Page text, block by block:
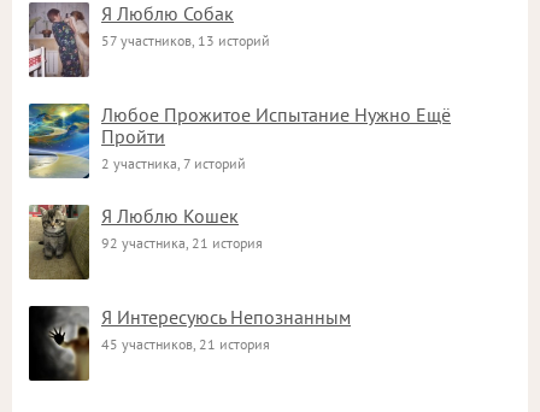
Я Люблю Собак
57 участников, 13 историй
Любое Прожитое Испытание Нужно Ещё
Пройти
2 участника, 7 историй
Я Люблю Кошек
92 участника, 21 история
Я Интересуюсь Непознанным
45 участников, 21 история